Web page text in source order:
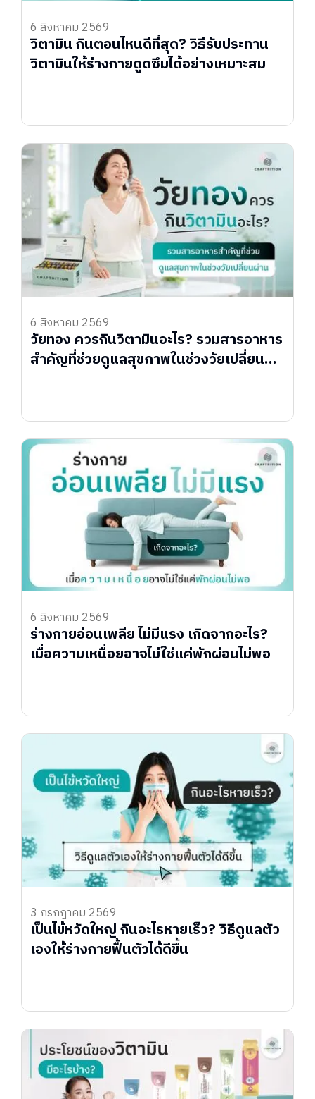
6 สิงหาคม 2569
วิตามิน กินตอนไหนดีที่สุด? วิธีรับประทาน
วิตามินให้ร่างกายดูดซึมได้อย่างเหมาะสม
6 สิงหาคม 2569
วัยทอง ควรกินวิตามินอะไร? รวมสารอาหาร
สำคัญที่ช่วยดูแลสุขภาพในช่วงวัยเปลี่ยน
6 สิงหาคม 2569
ร่างกายอ่อนเพลีย ไม่มีแรง เกิดจากอะไร?
เมื่อความเหนื่อยอาจไม่ใช่แค่พักผ่อนไม่พอ
3 กรกฎาคม 2569
เป็นไข้หวัดใหญ่ กินอะไรหายเร็ว? วิธีดูแลตัว
เองให้ร่างกายฟื้นตัวได้ดีขึ้น